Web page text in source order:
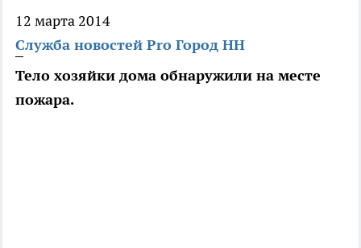
12 марта 2014
Служба новостей Pro Город НН
Тело хозяйки дома обнаружили на месте
пожара.